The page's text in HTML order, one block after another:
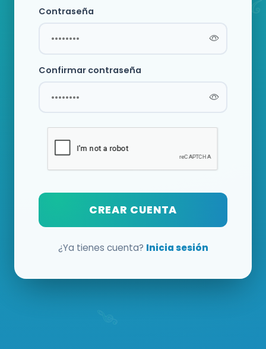
Contraseña
Confirmar contraseña
CREAR CUENTA
¿Ya tienes cuenta? Inicia sesión